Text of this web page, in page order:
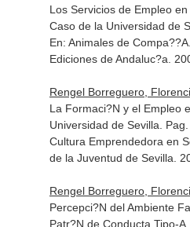
Los Servicios de Empleo
Caso de la Universidad de
En: Animales de Compa??A.
Ediciones de Andaluc?a.
Rengel Borreguero,
La Formaci?N y el Empleo
Universidad de Sevilla. Pag.
Cultura Emprendedora en
de la Juventud de Sevilla.
Rengel Borreguero,
Percepci?N del Ambiente
Patr?N de Conducta Tipo-